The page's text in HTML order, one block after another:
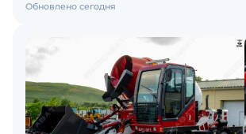
Обновлено сегодня